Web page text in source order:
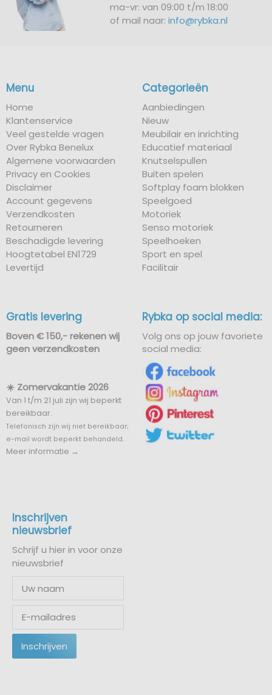
ma-vr: van 09:00 t/m 18:00
of mail naar:info@rybka.nl
Categorieën
Aanbiedingen
Nieuw
Meubilair en inrichting
Educatief materiaal
Knutselspullen
Buiten spelen
Softplay foam blokken
Speelgoed
Motoriek
Senso motoriek
Speelhoeken
Sport en spel
Facilitair
Menu
Home
Klantenservice
Veel gestelde vragen
Over Rybka Benelux
Algemene voorwaarden
Privacy en Cookies
Disclaimer
Account gegevens
Verzendkosten
Retourneren
Beschadigde levering
Hoogtetabel EN1729
Levertijd
Gratis levering
Boven € 150,- rekenen wij
geen verzendkosten
☀️ Zomervakantie 2026
Van 1 t/m 21 juli zijn wij beperkt
bereikbaar.
Telefonisch zijn wij niet bereikbaar;
e-mail wordt beperkt behandeld.
Meer informatie →
Rybka op social media:
Volg ons op jouw favoriete
social media:
Inschrijven
nieuwsbrief
Schrijf u hier in voor onze
nieuwsbrief
Inschrijven